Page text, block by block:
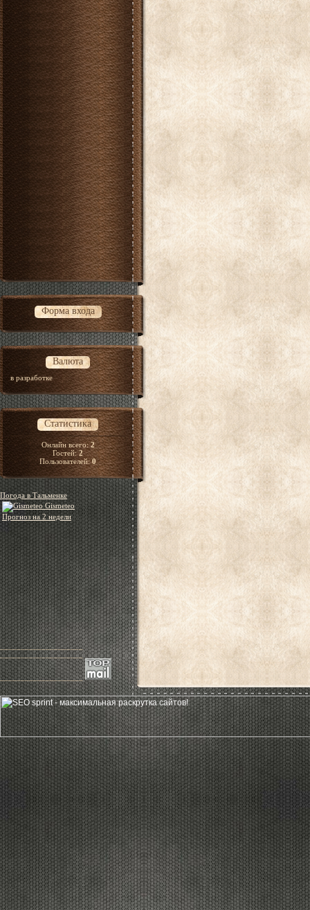
Форма входа
Валюта
в разработке
Статистика
Онлайн всего:2
Гостей:2
Пользователей:0
Погода в Тальменке
Gismeteo
Прогноз на 2 недели
____________________
____________________
____________________